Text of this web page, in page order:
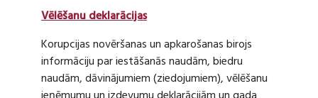
Vēlēšanu deklarācijas
Korupcijas novēršanas un apkarošanas birojs
informāciju par iestāšanās naudām, biedru
naudām, dāvinājumiem (ziedojumiem), vēlēšanu